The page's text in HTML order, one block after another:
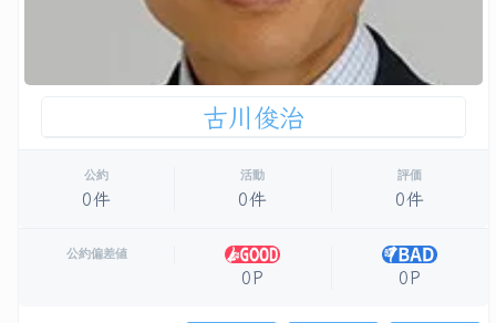
古川俊治
公約
0件
活動
0件
評価
0件
公約偏差値
0P 0P